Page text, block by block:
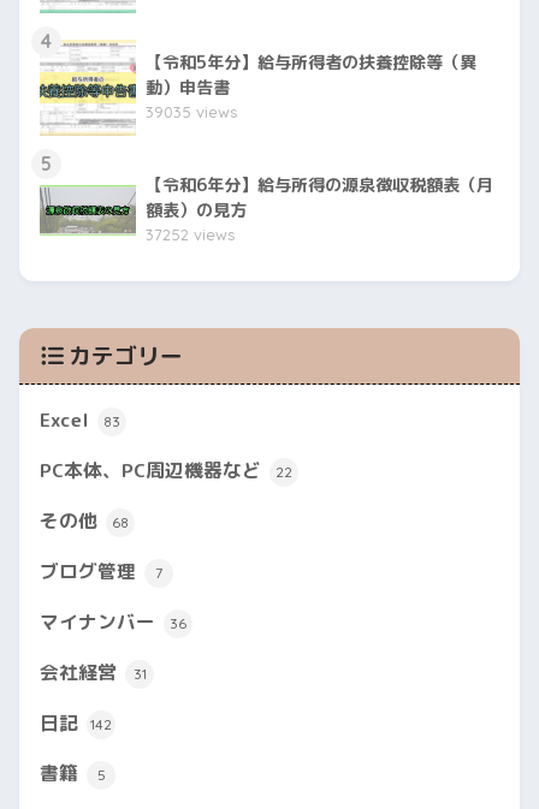
4
【令和5年分】給与所得者の扶養控除等（異
動）申告書
39035 views
5
【令和6年分】給与所得の源泉徴収税額表（月
額表）の見方
37252 views
カテゴリー
Excel 83
PC本体、PC周辺機器など 22
その他 68
ブログ管理 7
マイナンバー 36
会社経営 31
日記 142
書籍 5